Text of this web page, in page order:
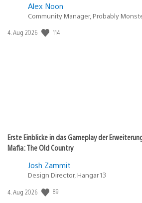
Alex Noon
Community Manager, Probably
Veröffentlichungsdatum:
4. Aug 2026 114
Erste Einblicke in das Gameplay der
Mafia: The Old Country
Josh Zammit
Design Director, Hangar 13
Veröffentlichungsdatum:
4. Aug 2026 89